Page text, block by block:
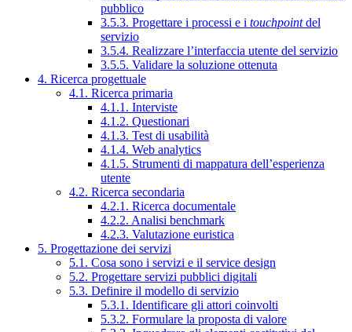
pubblico
3.5.3. Progettare i processi e i touchpointdel
servizio
3.5.4. Realizzare l’interfaccia utente del servizio
3.5.5. Validare la soluzione ottenuta
4. Ricerca progettuale
4.1. Ricerca primaria
4.1.1. Interviste
4.1.2. Questionari
4.1.3. Test di usabilità
4.1.4. Web analytics
4.1.5. Strumenti di mappatura dell’esperienza
utente
4.2. Ricerca secondaria
4.2.1. Ricerca documentale
4.2.2. Analisi benchmark
4.2.3. Valutazione euristica
5. Progettazione dei servizi
5.1. Cosa sono i servizi e il service design
5.2. Progettare servizi pubblici digitali
5.3. Definire il modello di servizio
5.3.1. Identificare gli attori coinvolti
5.3.2. Formulare la proposta di valore